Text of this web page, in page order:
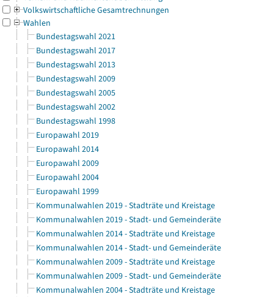
Volkswirtschaftliche Gesamtrechnungen
Wahlen
Bundestagswahl 2021
Bundestagswahl 2017
Bundestagswahl 2013
Bundestagswahl 2009
Bundestagswahl 2005
Bundestagswahl 2002
Bundestagswahl 1998
Europawahl 2019
Europawahl 2014
Europawahl 2009
Europawahl 2004
Europawahl 1999
Kommunalwahlen 2019 - Stadträte und Kreistage
Kommunalwahlen 2019 - Stadt- und Gemeinderäte
Kommunalwahlen 2014 - Stadträte und Kreistage
Kommunalwahlen 2014 - Stadt- und Gemeinderäte
Kommunalwahlen 2009 - Stadträte und Kreistage
Kommunalwahlen 2009 - Stadt- und Gemeinderäte
Kommunalwahlen 2004 - Stadträte und Kreistage